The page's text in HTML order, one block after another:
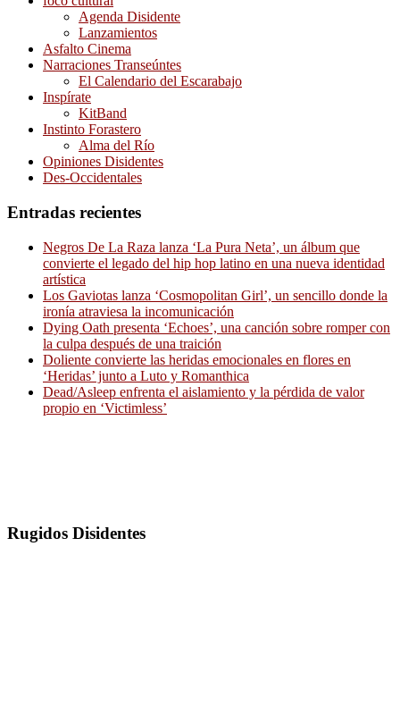
Agenda Disidente
Lanzamientos
Asfalto Cinema
Narraciones Transeúntes
El Calendario del Escarabajo
Inspírate
KitBand
Instinto Forastero
Alma del Río
Opiniones Disidentes
Des-Occidentales
Entradas recientes
Negros De La Raza lanza ‘La Pura Neta’, un álbum que
convierte el legado del hip hop latino en una nueva identidad
artística
Los Gaviotas lanza ‘Cosmopolitan Girl’, un sencillo donde la
ironía atraviesa la incomunicación
Dying Oath presenta ‘Echoes’, una canción sobre romper con
la culpa después de una traición
Doliente convierte las heridas emocionales en flores en
‘Heridas’ junto a Luto y Romanthica
Dead/Asleep enfrenta el aislamiento y la pérdida de valor
propio en ‘Victimless’
Rugidos Disidentes